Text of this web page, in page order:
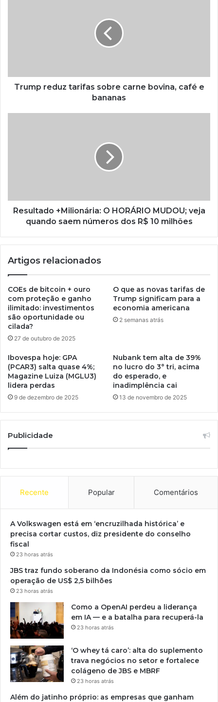
Trump reduz tarifas sobre carne bovina, café e
bananas
Resultado +Milionária: O HORÁRIO MUDOU; veja
quando saem números dos R$ 10 milhões
Artigos relacionados
COEs de bitcoin + ouro
com proteção e ganho
ilimitado: investimentos
são oportunidade ou
cilada?
27 de outubro de 2025
O que as novas tarifas de
Trump significam para a
economia americana
2 semanas atrás
Ibovespa hoje: GPA
(PCAR3) salta quase 4%;
Magazine Luiza (MGLU3)
lidera perdas
9 de dezembro de 2025
Nubank tem alta de 39%
no lucro do 3° tri, acima
do esperado, e
inadimplência cai
13 de novembro de 2025
Publicidade
Recente Popular Comentários
A Volkswagen está em ‘encruzilhada histórica’ e
precisa cortar custos, diz presidente do conselho
fiscal
23 horas atrás
JBS traz fundo soberano da Indonésia como sócio em
operação de US$ 2,5 bilhões
23 horas atrás
Como a OpenAI perdeu a liderança
em IA — e a batalha para recuperá-la
23 horas atrás
‘O whey tá caro’: alta do suplemento
trava negócios no setor e fortalece
colágeno de JBS e MBRF
23 horas atrás
Além do jatinho próprio: as empresas que ganham